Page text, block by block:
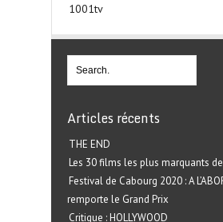
1001tv
Articles récents
THE END
Les 30 films les plus marquants
Festival de Cabourg 2020 : A
remporte le Grand Prix
Critique : HOLLYWOOD